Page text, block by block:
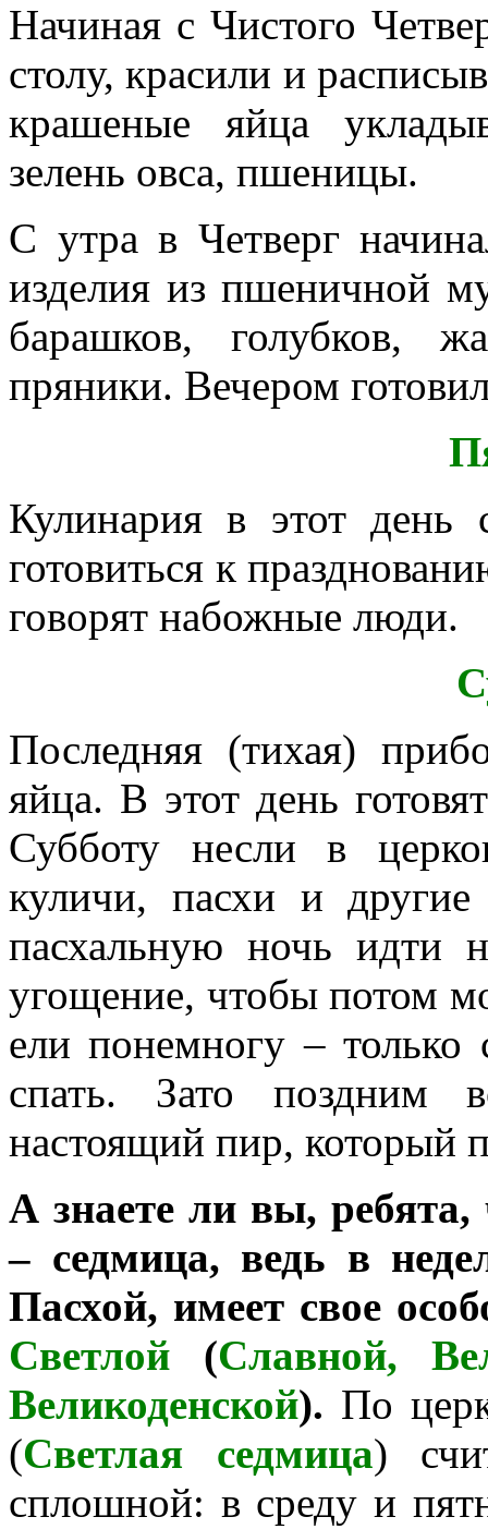
Начиная с Чистого
столу, красили и
крашеные яйца
зелень овса, пшеницы.
С утра в Четверг
изделия из пшеничной
барашков, голубков,
пряники. Вечером
Кулинария в этот день
готовиться к
говорят набожные люди.
Последняя (тихая)
яйца. В этот день
Субботу несли в
куличи, пасхи и
пасхальную ночь идти
угощение, чтобы потом
ели понемногу – только
спать. Зато поздним
настоящий пир, который
А знаете ли вы, ребята,
– седмица, ведь в
Пасхой, имеет свое
Светлой (Славной,
Великоденской). По
(Светлая седмица)
сплошной: в среду и